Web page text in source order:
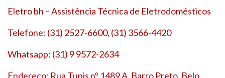
Eletro bh – Assistência Técnica de Eletrodomésticos
Telefone: (31) 2527-6600, (31) 3566-4420
Whatsapp: (31) 9 9572-2634
Endereço: Rua Tupis nº 1489 A, Barro Preto, Belo